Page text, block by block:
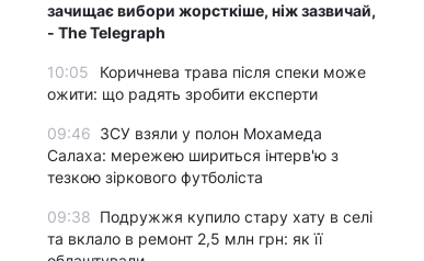
зачищає вибори жорсткіше, ніж зазвичай,
- The Telegraph
10:05
Коричнева трава після спеки може
ожити: що радять зробити експерти
09:46 ЗСУ взяли у полон Мохамеда
Салаха: мережею шириться інтерв'ю з
тезкою зіркового футболіста
09:38 Подружжя купило стару хату в селі
та вклало в ремонт 2,5 млн грн: як її